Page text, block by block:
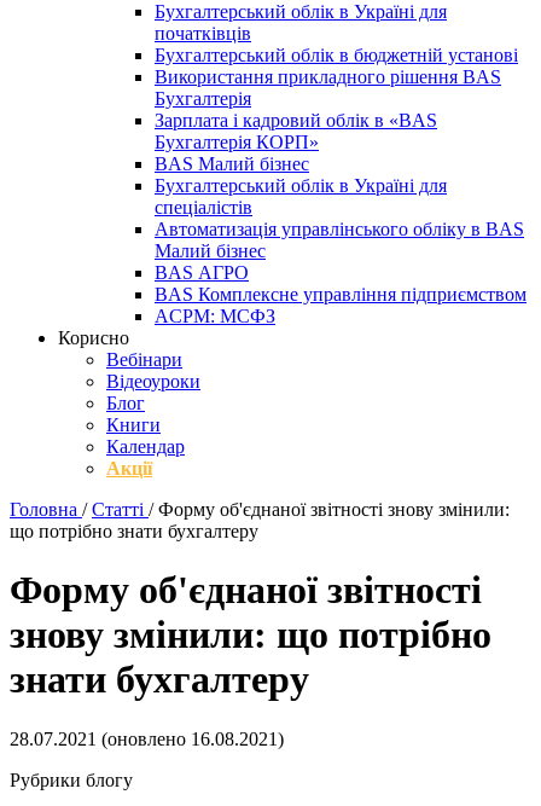
Бухгалтерський облік в Україні для
початківців
Бухгалтерський облік в бюджетній установі
Використання прикладного рішення BAS
Бухгалтерія
Зарплата і кадровий облік в «BAS
Бухгалтерія КОРП»
BAS Малий бізнес
Бухгалтерський облік в Україні для
спеціалістів
Автоматизація управлінського обліку в BAS
Малий бізнес
BAS АГРО
BAS Комплексне управління підприємством
ACPM: МСФЗ
Корисно
Вебінари
Відеоуроки
Блог
Книги
Календар
Акції
Головна / Статті / Форму об'єднаної звітності знову змінили:
що потрібно знати бухгалтеру
Форму об'єднаної звітності
знову змінили: що потрібно
знати бухгалтеру
28.07.2021 (оновлено 16.08.2021)
Рубрики блогу